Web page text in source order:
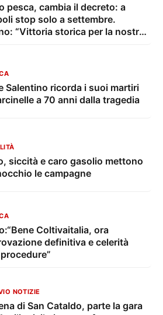
pesca, cambia il decreto: a
stop solo a settembre.
“Vittoria storica per la nostra
Salentino ricorda i suoi martiri
a 70 anni dalla tragedia
siccità e caro gasolio mettono
le campagne
Coltivaitalia, ora
definitiva e celerità
NOTIZIE
di San Cataldo, parte la gara